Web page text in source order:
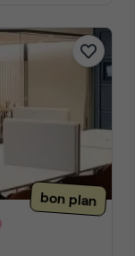
bon plan